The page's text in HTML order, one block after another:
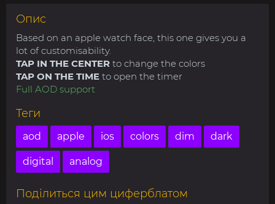
Опис
Based on an apple watch face, this one gives you a
lot of customisability.
TAP IN THE CENTER to change the colors
TAP ON THE TIME to open the timer
Full AOD support
Теги
aod apple ios colors dim dark
digital analog
Поділиться цим циферблатом